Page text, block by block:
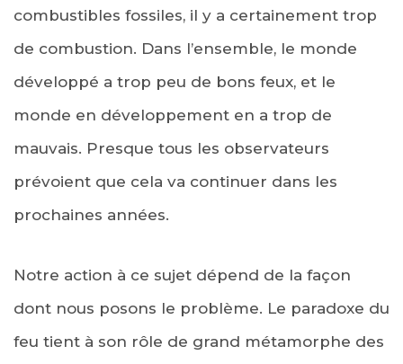
combustibles fossiles, il y a certainement trop
de combustion. Dans l’ensemble, le monde
développé a trop peu de bons feux, et le
monde en développement en a trop de
mauvais. Presque tous les observateurs
prévoient que cela va continuer dans les
prochaines années.
Notre action à ce sujet dépend de la façon
dont nous posons le problème. Le paradoxe du
feu tient à son rôle de grand métamorphe des